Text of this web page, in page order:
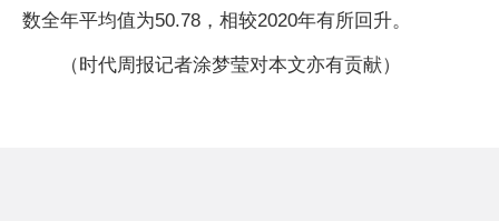
数全年平均值为50.78，相较2020年有所回升。
（时代周报记者涂梦莹对本文亦有贡献）